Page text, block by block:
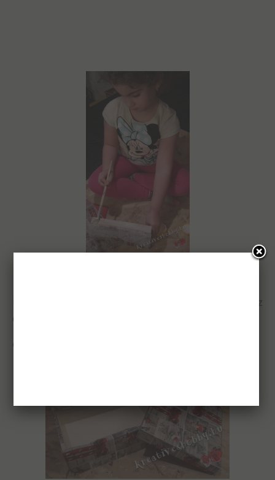
Egyetlen oldal kivételével ugyanígy bevonjuk az egész
dobozt, majd a kimaradt
oldalra fektetve hagyjuk megszáradni.